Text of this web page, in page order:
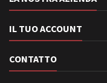
IL TUO ACCOUNT
CONTATTO